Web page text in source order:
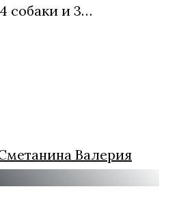
собаки и 3…